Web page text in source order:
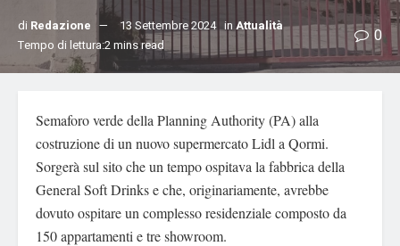
di Redazione 13 Settembre 2024 in Attualità
Tempo di lettura:2 mins read
0
Semaforo verde della Planning Authority (PA) alla
costruzione di un nuovo supermercato Lidl a Qormi.
Sorgerà sul sito che un tempo ospitava la fabbrica della
General Soft Drinks e che, originariamente, avrebbe
dovuto ospitare un complesso residenziale composto da
150 appartamenti e tre showroom.